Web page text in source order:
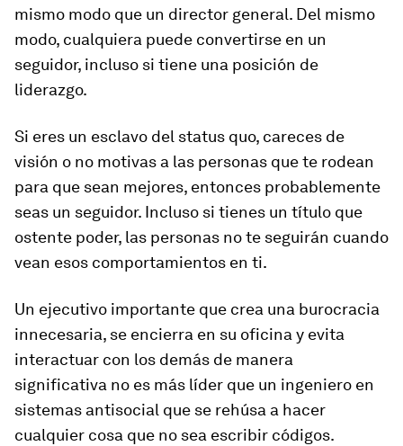
mismo modo que un director general. Del mismo
modo, cualquiera puede convertirse en un
seguidor, incluso si tiene una posición de
liderazgo.
Si eres un esclavo del status quo, careces de
visión o no motivas a las personas que te rodean
para que sean mejores, entonces probablemente
seas un seguidor. Incluso si tienes un título que
ostente poder, las personas no te seguirán cuando
vean esos comportamientos en ti.
Un ejecutivo importante que crea una burocracia
innecesaria, se encierra en su oficina y evita
interactuar con los demás de manera
significativa no es más líder que un ingeniero en
sistemas antisocial que se rehúsa a hacer
cualquier cosa que no sea escribir códigos.